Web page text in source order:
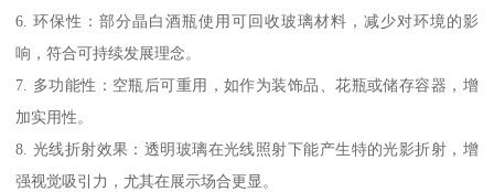
6. 环保性：部分晶白酒瓶使用可回收玻璃材料，减少对环境的影
响，符合可持续发展理念。
7. 多功能性：空瓶后可重用，如作为装饰品、花瓶或储存容器，增
加实用性。
8. 光线折射效果：透明玻璃在光线照射下能产生特的光影折射，增
强视觉吸引力，尤其在展示场合更显。